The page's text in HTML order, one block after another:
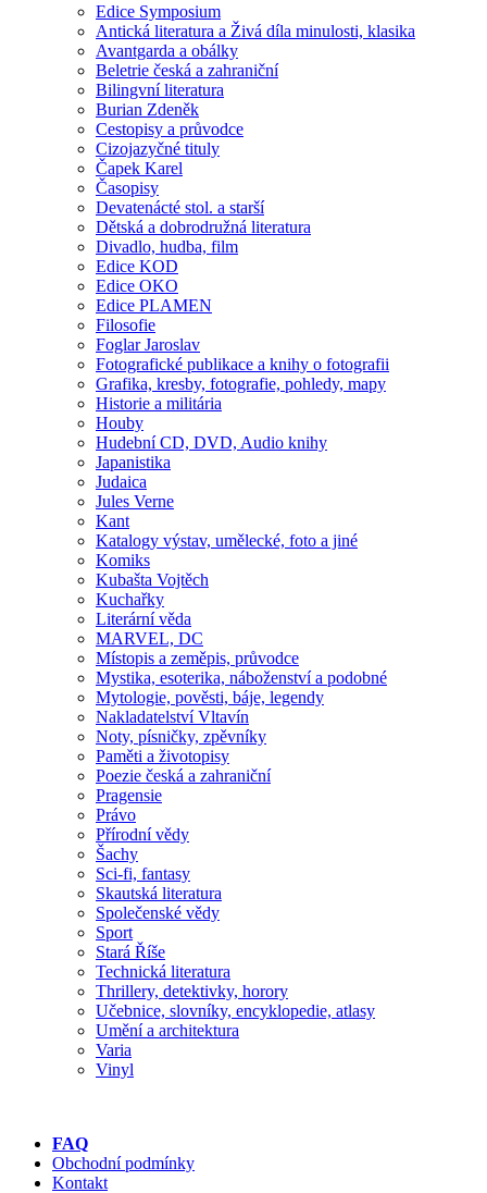
Edice Symposium
Antická literatura a Živá díla minulosti, klasika
Avantgarda a obálky
Beletrie česká a zahraniční
Bilingvní literatura
Burian Zdeněk
Cestopisy a průvodce
Cizojazyčné tituly
Čapek Karel
Časopisy
Devatenácté stol. a starší
Dětská a dobrodružná literatura
Divadlo, hudba, film
Edice KOD
Edice OKO
Edice PLAMEN
Filosofie
Foglar Jaroslav
Fotografické publikace a knihy o fotografii
Grafika, kresby, fotografie, pohledy, mapy
Historie a militária
Houby
Hudební CD, DVD, Audio knihy
Japanistika
Judaica
Jules Verne
Kant
Katalogy výstav, umělecké, foto a jiné
Komiks
Kubašta Vojtěch
Kuchařky
Literární věda
MARVEL, DC
Místopis a zeměpis, průvodce
Mystika, esoterika, náboženství a podobné
Mytologie, pověsti, báje, legendy
Nakladatelství Vltavín
Noty, písničky, zpěvníky
Paměti a životopisy
Poezie česká a zahraniční
Pragensie
Právo
Přírodní vědy
Šachy
Sci-fi, fantasy
Skautská literatura
Společenské vědy
Sport
Stará Říše
Technická literatura
Thrillery, detektivky, horory
Učebnice, slovníky, encyklopedie, atlasy
Umění a architektura
Varia
Vinyl
FAQ
Obchodní podmínky
Kontakt